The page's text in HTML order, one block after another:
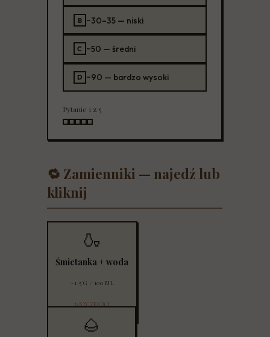
B ~30–35 — niski
C ~50 — średni
D ~90 — bardzo wysoki
Pytanie 1 z 5
🔁 Zamienniki — najedź lub
kliknij
🍶
Śmietanka + woda
~1,5 G / 100 ML
↻ SZCZEGÓŁY
Proporcja ~1:2. Smak zbliżony do mleka, 3×
mniej węglowodanów. Idealna do kawy, sosów,
🌰
Absolutny mistrz low carb. Świetne do kawy i
koktajli. Zawsze kupuj „unsweetened"!